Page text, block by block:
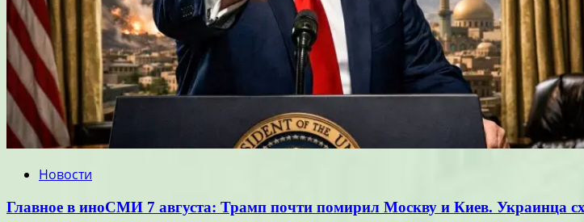
Новости
Главное в иноСМИ 7 августа: Трамп почти помирил Москву и Киев. Украинца